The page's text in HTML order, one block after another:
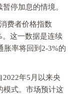
停加息的情境。
费者价格指数
。这一数据是连续
胀率将回到2-3%的
年5月以来央
模式。市场预计这